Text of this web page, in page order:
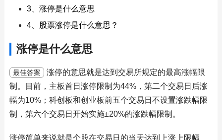
3、涨停是什么意思
4、股票涨停是什么意思？
涨停是什么意思
最佳答案
涨停的意思就是达到交易所规定的最高涨幅限
制。目前，主板首日涨停限制为44%，第二个交易日后涨
幅为10%；科创板和创业板前五个交易日不设置涨跌幅限
制，第六个交易日开始实施±20%的涨跌幅限制。
涨停简单来说就是个股在交易日的当天达到上涨上限幅